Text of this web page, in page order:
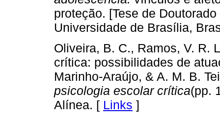
proteção. [Tese de
Universidade de Brasília,
Oliveira, B. C., Ramos, V. R.
crítica: possibilidades de
Marinho-Araújo, & A. M. B.
psicologia escolar crítica(pp.
Alínea. [ Links ]